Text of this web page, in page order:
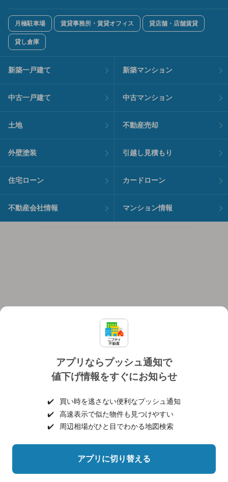
アプリならプッシュ通知で
値下げ情報をすぐにお知らせ
✔️
買い時を逃さない便利なプッシュ通知
✔️
高速表示で似た物件も見つけやすい
✔️
周辺相場がひと目でわかる地図検索
アプリに切り替える
月極駐車場 賃貸事務所・賃貸オフィス 貸店舗・店舗賃貸
貸し倉庫
新築一戸建て 新築マンション
中古一戸建て 中古マンション
土地 不動産売却
外壁塗装 引越し見積もり
住宅ローン カードローン
不動産会社情報 マンション情報
個人情報保護ポリシー 利用規約
ヘルプ・お問い合わせ 採用情報
©NIFTY Lifestyle Co., Ltd.